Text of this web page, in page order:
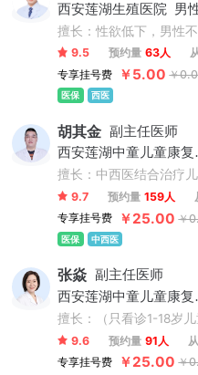
西安莲湖生殖医院
男
擅长：性欲低下，男性
9.5 预约量 63人
专享挂号费
￥5.00 ￥
医保 西医
胡其金 副主任医师
西
擅长：中西医结合治疗
9.7 预约量 159人
专享挂号费
￥25.00 ￥
医保 中西医
张焱 副主任医师
西
擅长：（只看诊1-18岁
9.6 预约量 91人
专享挂号费
￥25.00 ￥